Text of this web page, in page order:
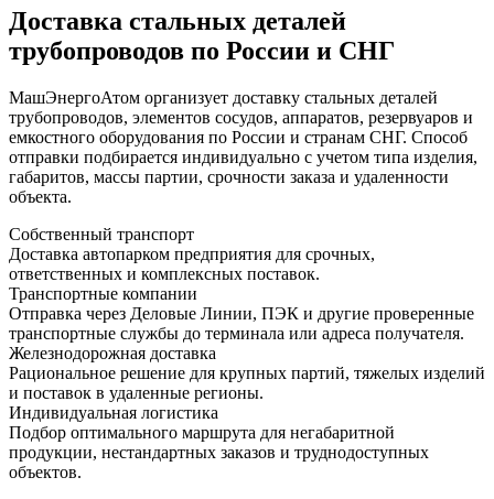
Доставка стальных деталей
трубопроводов по России и СНГ
МашЭнергоАтом организует доставку стальных деталей
трубопроводов, элементов сосудов, аппаратов, резервуаров и
емкостного оборудования по России и странам СНГ. Способ
отправки подбирается индивидуально с учетом типа изделия,
габаритов, массы партии, срочности заказа и удаленности
объекта.
Собственный транспорт
Доставка автопарком предприятия для срочных,
ответственных и комплексных поставок.
Транспортные компании
Отправка через Деловые Линии, ПЭК и другие проверенные
транспортные службы до терминала или адреса получателя.
Железнодорожная доставка
Рациональное решение для крупных партий, тяжелых изделий
и поставок в удаленные регионы.
Индивидуальная логистика
Подбор оптимального маршрута для негабаритной
продукции, нестандартных заказов и труднодоступных
объектов.